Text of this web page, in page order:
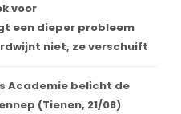
voor
een dieper probleem
niet, ze verschuift
Academie belicht de
(Tienen, 21/08)